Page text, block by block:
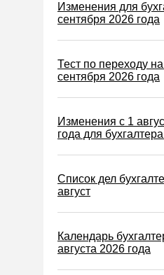
Налог на рекламу
Торговый сбор
Туристический
Водный налог
Экологический
Налог на игорный
Акцизы
Возврат и зачет
Налоговые
Изменения для
сентября 2026 года
Тест по переходу
сентября 2026 года
Изменения с 1
года для
Список дел
август
Календарь
августа 2026 года